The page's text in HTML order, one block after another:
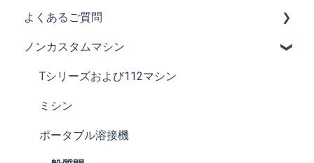
よくあるご質問
サービスに関する質問
マシンに関する質問
一般的な質問
ノンカスタムマシン
Tシリーズおよび112マシン
ミシン
ポータブル溶接機